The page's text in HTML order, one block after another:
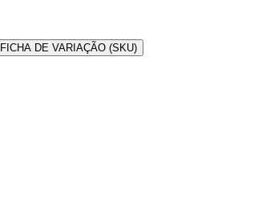
FICHA DE VARIAÇÃO (SKU)